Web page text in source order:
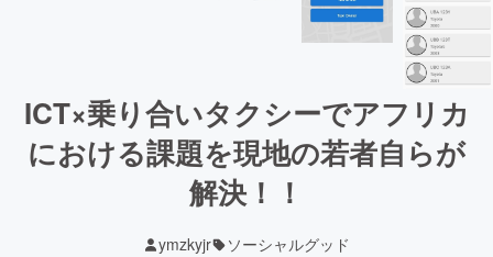
ICT×乗り合いタクシーでアフリカ
における課題を現地の若者自らが
解決！！
ymzkyjr ソーシャルグッド